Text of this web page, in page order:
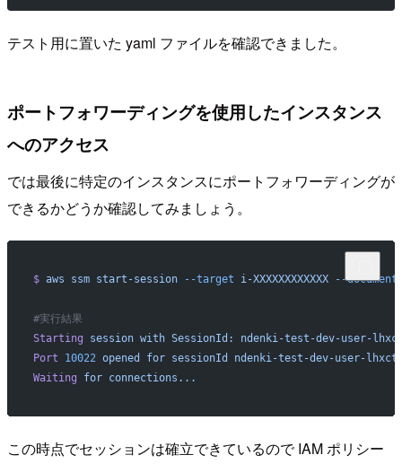
テスト用に置いた yaml ファイルを確認できました。
ポートフォワーディングを使用したインスタンス
へのアクセス
では最後に特定のインスタンスにポートフォワーディングが
できるかどうか確認してみましょう。
$ aws ssm start-session --target i-XXXXXXXXXXXX --document-
#実行結果
Starting session with SessionId:
ndenki-test-dev-user-
Port 10022 opened for sessionId
ndenki-test-dev-user-
Waiting for connections...
この時点でセッションは確立できているので IAM ポリシー